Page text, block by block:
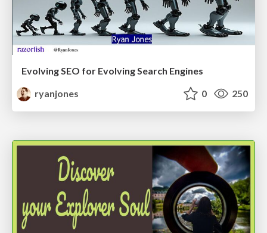
Evolving SEO for Evolving Search Engines
ryanjones
0 250